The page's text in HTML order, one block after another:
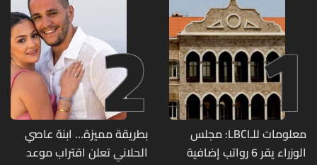
1
معلومات للـLBCI: مجلس
الوزراء يقر 6 رواتب إضافية
2
بطريقة مميزة… ابنة عاصي
الحلاني تعلن اقتراب موعد